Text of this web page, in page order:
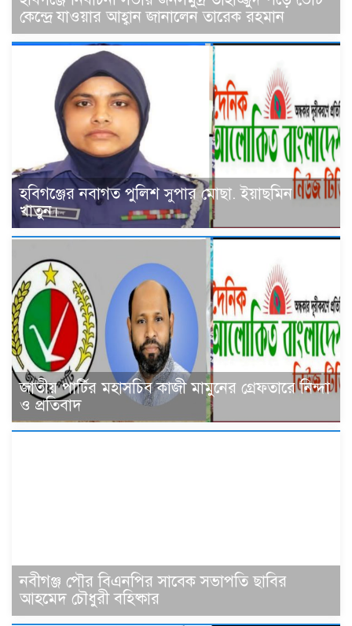
কেন্দ্রে যাওয়ার আহ্বান জানালেন তারেক রহমান
হবিগঞ্জের নবাগত পুলিশ সুপার মোছা. ইয়াছমিন
খাতুন।
জাতীয় পার্টির মহাসচিব কাজী মামুনের গ্রেফতারে নিন্দা
ও প্রতিবাদ
নবীগঞ্জ পৌর বিএনপির সাবেক সভাপতি ছাবির
আহমেদ চৌধুরী বহিষ্কার